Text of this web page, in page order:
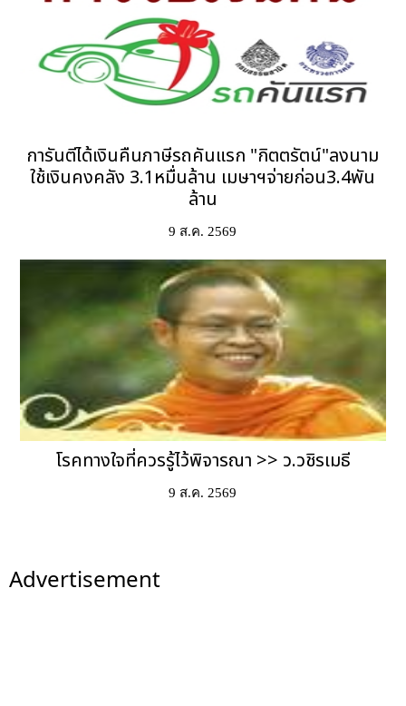
การันตีได้เงินคืนภาษีรถคันแรก "กิตตรัตน์"ลงนาม
ใช้เงินคงคลัง 3.1หมื่นล้าน เมษาฯจ่ายก่อน3.4พัน
ล้าน
9 ส.ค. 2569
โรคทางใจที่ควรรู้ไว้พิจารณา >> ว.วชิรเมธี
9 ส.ค. 2569
Advertisement